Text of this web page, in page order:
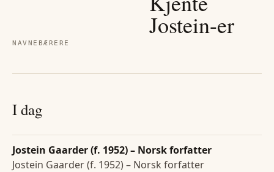
NAVNEBÆRERE
Jostein-er
I dag
Jostein Gaarder (f. 1952) – Norsk forfatter
Jostein Gaarder (f. 1952) – Norsk forfatter